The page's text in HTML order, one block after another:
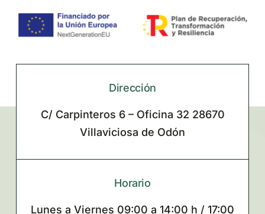
Dirección
C/ Carpinteros 6 – Oficina 32 28670
Villaviciosa de Odón
Horario
Lunes a Viernes 09:00 a 14:00 h / 17:00